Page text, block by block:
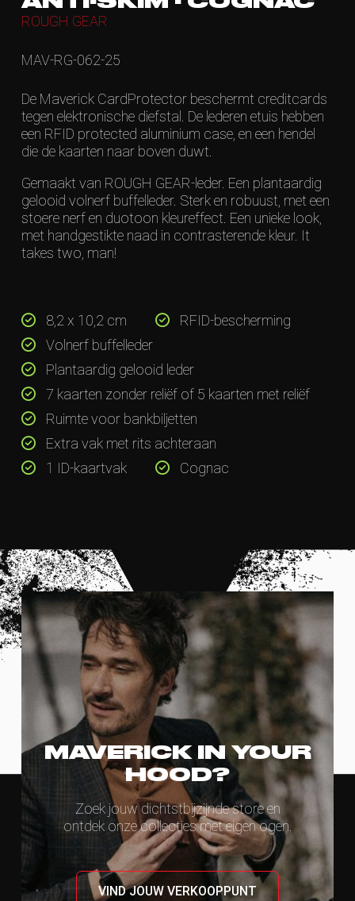
ROUGH GEAR
MAV-RG-062-25
De Maverick CardProtector beschermt creditcards
tegen elektronische diefstal. De lederen etuis hebben
een RFID protected aluminium case, en een hendel
die de kaarten naar boven duwt.
Gemaakt van ROUGH GEAR-leder. Een plantaardig
gelooid volnerf buffelleder. Sterk en robuust, met een
stoere nerf en duotoon kleureffect. Een unieke look,
met handgestikte naad in contrasterende kleur. It
takes two, man!
8,2 x 10,2 cm
RFID-bescherming
Volnerf buffelleder
Plantaardig gelooid leder
7 kaarten zonder reliëf of 5 kaarten met reliëf
Ruimte voor bankbiljetten
Extra vak met rits achteraan
1 ID-kaartvak
Cognac
MAVERICK IN YOUR
HOOD?
Zoek jouw dichtstbijzijnde store en
ontdek onze collecties met eigen ogen.
VIND JOUW VERKOOPPUNT